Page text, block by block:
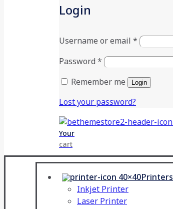
Login
Username or email *
Password *
Remember me
Login
Lost your password?
Your
cart
Printers
Inkjet Printer
Laser Printer